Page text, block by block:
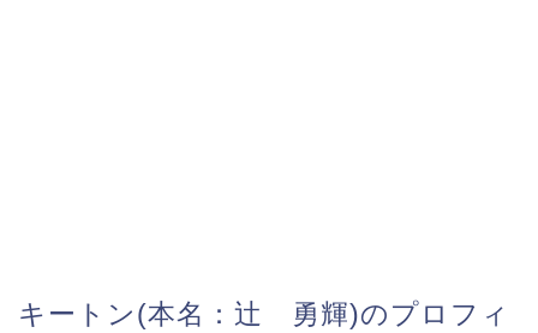
キートン(本名：辻 勇輝)のプロフィ